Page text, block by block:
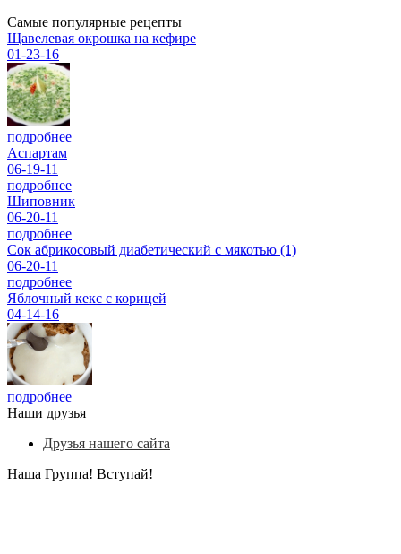
Самые популярные рецепты
Щавелевая окрошка на кефире
01-23-16
подробнее
Аспартам
06-19-11
подробнее
Шиповник
06-20-11
подробнее
Сок абрикосовый диабетический с мякотью (1)
06-20-11
подробнее
Яблочный кекс с корицей
04-14-16
подробнее
Наши друзья
Друзья нашего сайта
Наша Группа! Вступай!